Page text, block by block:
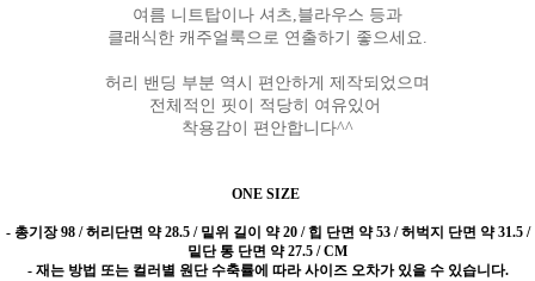
여름 니트탑이나 셔츠,블라우스 등과
클래식한 캐주얼룩으로 연출하기 좋으세요.
허리 밴딩 부분 역시 편안하게 제작되었으며
전체적인 핏이 적당히 여유있어
착용감이 편안합니다^^
ONE SIZE
- 총기장 98 / 허리단면 약 28.5 / 밑위 길이 약 20 / 힙 단면 약 53 / 허벅지 단면 약 31.5 /
밑단 통 단면 약 27.5 / CM
- 재는 방법 또는 컬러별 원단 수축률에 따라 사이즈 오차가 있을 수 있습니다.